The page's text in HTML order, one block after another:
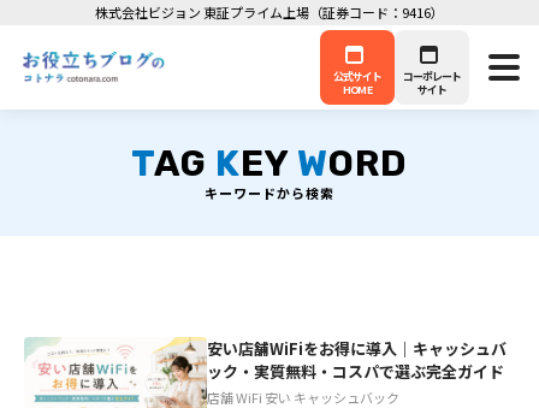
株式会社ビジョン 東証プライム上場（証券コード：9416）
公式サイト
HOME
コーポレート
サイト
TAG KEY WORD
キーワードから検索
安い店舗WiFiをお得に導入｜キャッシュバ
ック・実質無料・コスパで選ぶ完全ガイド
店舗 WiFi 安い キャッシュバック